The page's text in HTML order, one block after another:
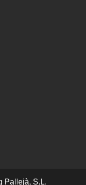
Pallejà, S.L.